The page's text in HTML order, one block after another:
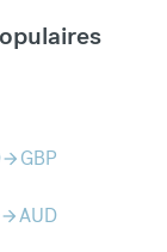
arrow_forward GBP
arrow_forwardAUD